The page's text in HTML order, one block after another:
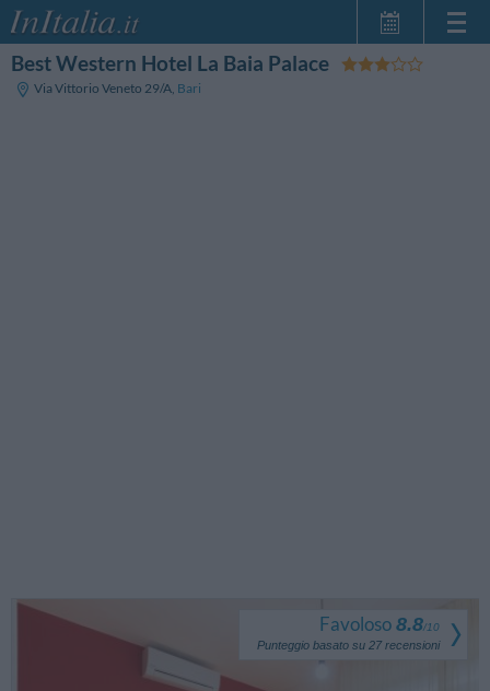
Home Page
Best Western Hotel La Baia Palace
Via Vittorio Veneto 29/A, Bari
Favoloso 8.8/10
Punteggio basato su 27 recensioni